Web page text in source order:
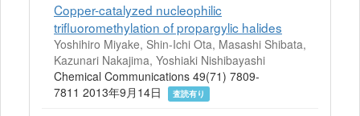
Copper-catalyzed nucleophilic
trifluoromethylation of propargylic halides
Yoshihiro Miyake, Shin-Ichi Ota, Masashi Shibata,
Kazunari Nakajima, Yoshiaki Nishibayashi
Chemical Communications 49(71) 7809-
7811 2013年9月14日
査読有り